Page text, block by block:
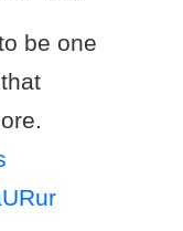
be one